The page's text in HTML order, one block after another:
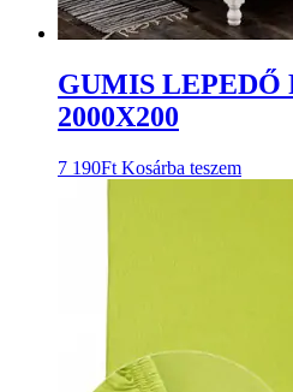
GUMIS LEPEDŐ
2000X200
7 190Ft Kosárba teszem